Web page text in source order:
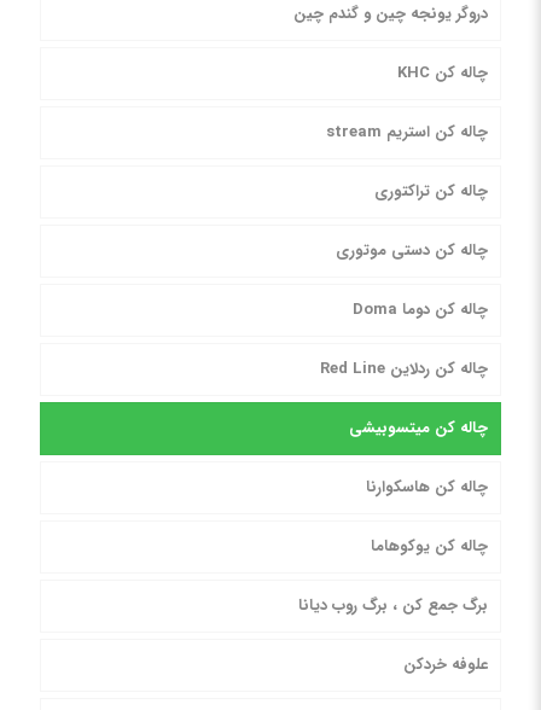
دروگر یونجه چین و گندم چین
چاله کن KHC
چاله کن استریم stream
چاله کن تراکتوری
چاله کن دستی موتوری
چاله کن دوما Doma
چاله کن ردلاین Red Line
چاله کن میتسوبیشی
چاله کن هاسکوارنا
چاله کن یوکوهاما
برگ جمع کن ، برگ روب دیانا
علوفه خردکن